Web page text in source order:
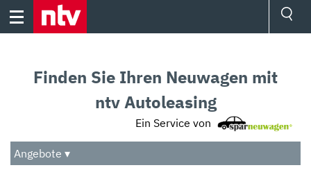
Skip
Audio
Das Beste
Finden Sie Ihren Neuwagen mit
ntv Autoleasing
Ein Service von
Angebote ▾